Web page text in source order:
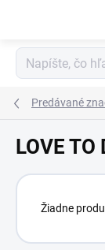
Predávané
LOVE TO
Žiadne